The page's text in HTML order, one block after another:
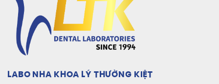
LABO NHA KHOA LÝ THƯỜNG KIỆT